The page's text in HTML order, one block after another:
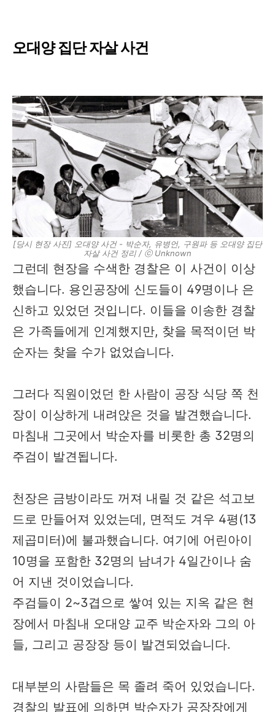
오대양 집단 자살 사건
[당시 현장 사진] 오대양 사건 - 박순자, 유병언, 구원파 등 오대양 집단
자살 사건 정리 / ⓒ Unknown
그런데 현장을 수색한 경찰은 이 사건이 이상
했습니다. 용인공장에 신도들이 49명이나 은
신하고 있었던 것입니다. 이들을 이송한 경찰
은 가족들에게 인계했지만, 찾을 목적이던 박
순자는 찾을 수가 없었습니다.
그러다 직원이었던 한 사람이 공장 식당 쪽 천
장이 이상하게 내려앉은 것을 발견했습니다.
마침내 그곳에서 박순자를 비롯한 총 32명의
주검이 발견됩니다.
천장은 금방이라도 꺼져 내릴 것 같은 석고보
드로 만들어져 있었는데, 면적도 겨우 4평(13
제곱미터)에 불과했습니다. 여기에 어린아이
10명을 포함한 32명의 남녀가 4일간이나 숨
어 지낸 것이었습니다.
주검들이 2~3겹으로 쌓여 있는 지옥 같은 현
장에서 마침내 오대양 교주 박순자와 그의 아
들, 그리고 공장장 등이 발견되었습니다.
대부분의 사람들은 목 졸려 죽어 있었습니다.
경찰의 발표에 의하면 박순자가 공장장에게